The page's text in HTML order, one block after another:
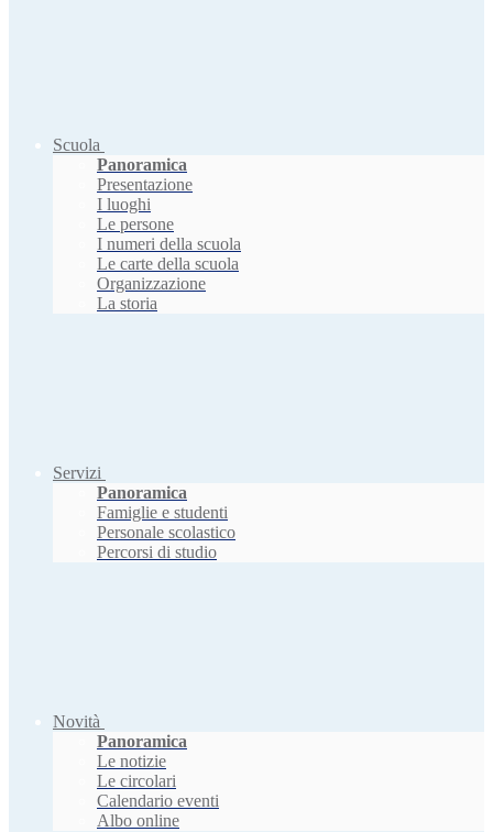
Scuola
Panoramica
Presentazione
I luoghi
Le persone
I numeri della scuola
Le carte della scuola
Organizzazione
La storia
Servizi
Panoramica
Famiglie e studenti
Personale scolastico
Percorsi di studio
Novità
Panoramica
Le notizie
Le circolari
Calendario eventi
Albo online